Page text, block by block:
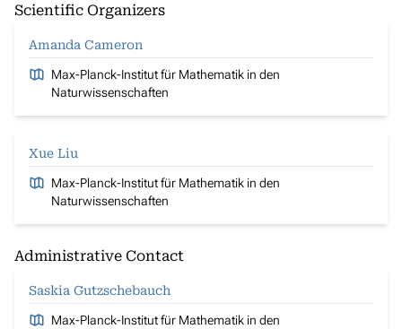
Scientific Organizers
Amanda Cameron
Max-Planck-Institut für Mathematik in den
Naturwissenschaften
Xue Liu
Max-Planck-Institut für Mathematik in den
Naturwissenschaften
Administrative Contact
Saskia Gutzschebauch
Max-Planck-Institut für Mathematik in den